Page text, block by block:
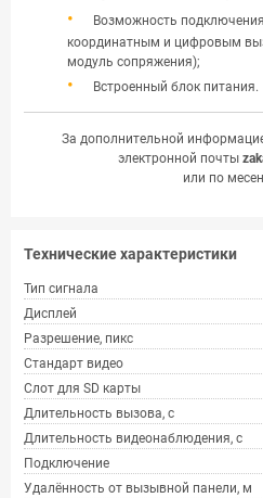
Возможность
координатным и цифровым
модуль сопряжения);
Встроенный блок питания.
За дополнительной
электронной почты
или по
Технические характеристики
Тип сигнала
Дисплей
Разрешение, пикс
Стандарт видео
Слот для SD карты
Длительность вызова, с
Длительность видеонаблюдения, с
Подключение
Удалённость от вызывной панели, м